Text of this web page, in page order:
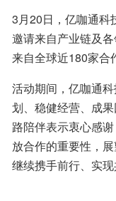
3月20日，亿咖通科
邀请来自产业链及
来自全球近180家合
活动期间，亿咖通
划、稳健经营、成
路陪伴表示衷心感
放合作的重要性，
继续携手前行、实现